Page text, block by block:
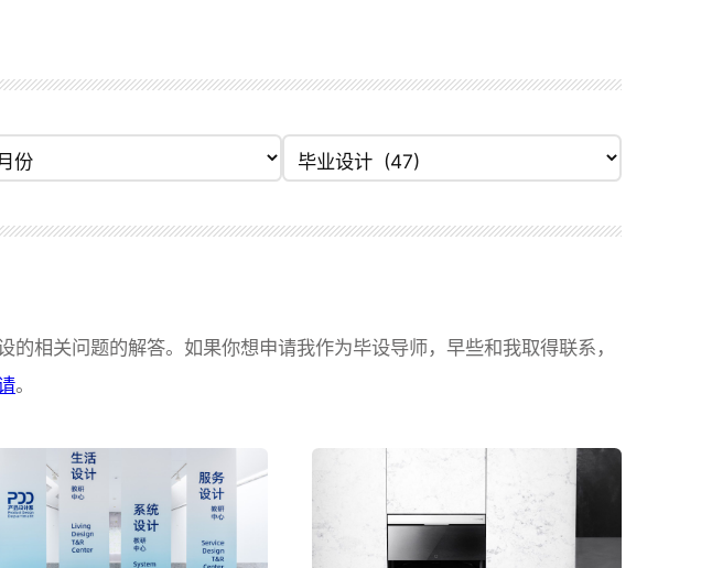
分类目录
相关问题的解答。如果你想申请我作为毕设导师，早些和我取得联系，
。